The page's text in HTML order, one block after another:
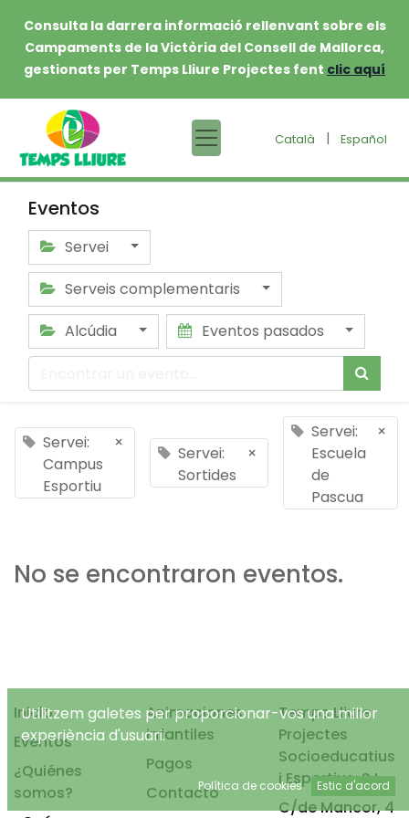
Consulta la darrera informació rellenvant sobre els
Campaments de la Victòria del Consell de Mallorca,
gestionats per Temps Lliure Projectes fent clic aquí
Català | Español
Eventos
Servei
Serveis complementaris
Alcúdia
Eventos pasados
Servei:
Campus
Esportiu
×
Servei:
Sortides
×
Servei:
Escuela
de
Pascua
×
No se encontraron eventos.
Inicio
Eventos
¿Quiénes
somos?
Animaciones
infantiles
Pagos
Contacto
Temps Lliure
Projectes
Socioeducatius
i Esportius, S.L.
C/de Mancor, 4
Utilitzem galetes per proporcionar-vos una millor
experiència d'usuari.
Política de cookies Estic d'acord